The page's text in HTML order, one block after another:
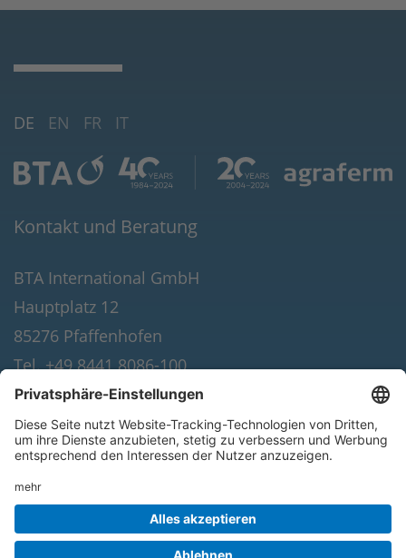
DE EN FR IT
Kontakt und Beratung
BTA International GmbH
Hauptplatz 12
85276 Pfaffenhofen
Tel. +49 8441 8086-100
Fax +49 8441 8086-190
E-Mail:info(at)bta-international.de
© 2026 BTA International GmbH. Alle Rechte
vorbehalten.Datenschutz·Impressum